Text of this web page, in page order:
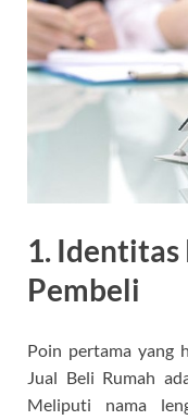
1. Identitas
Pembeli
Poin pertama yang
Jual Beli Rumah
Meliputi nama